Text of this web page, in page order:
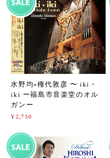
水野均×権代敦彦 〜 iki・
iki ー福島市音楽堂のオル
ガンー
¥2,750